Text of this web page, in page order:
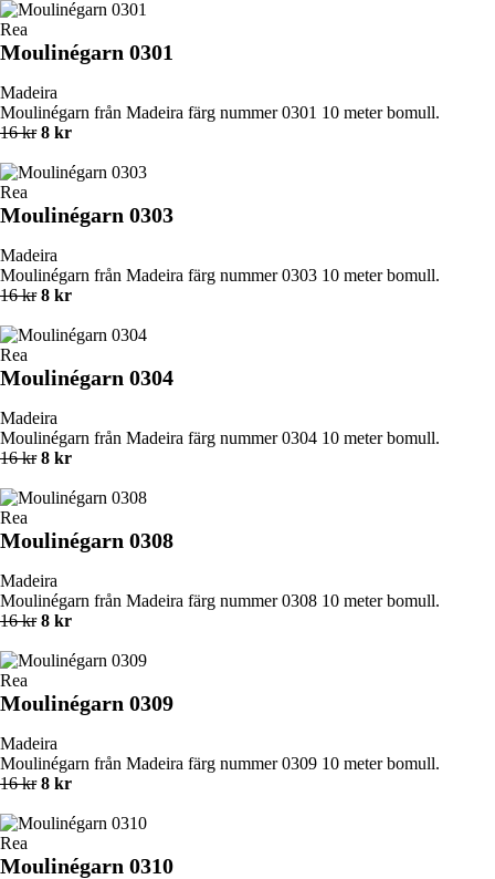
Rea
Moulinégarn 0301
Madeira
Moulinégarn från Madeira färg nummer 0301 10 meter bomull.
16 kr 8 kr
Rea
Moulinégarn 0303
Madeira
Moulinégarn från Madeira färg nummer 0303 10 meter bomull.
16 kr 8 kr
Rea
Moulinégarn 0304
Madeira
Moulinégarn från Madeira färg nummer 0304 10 meter bomull.
16 kr 8 kr
Rea
Moulinégarn 0308
Madeira
Moulinégarn från Madeira färg nummer 0308 10 meter bomull.
16 kr 8 kr
Rea
Moulinégarn 0309
Madeira
Moulinégarn från Madeira färg nummer 0309 10 meter bomull.
16 kr 8 kr
Rea
Moulinégarn 0310